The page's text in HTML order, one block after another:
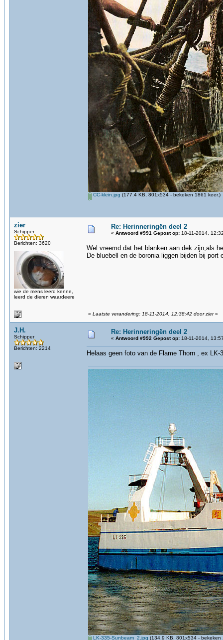
CC-klein.jpg (177.4 KB, 801x534 - bekeken 1861 keer.)
zier
Schipper
Berichten: 3620
wie de mens leerd kenne,
leerd de dieren waardeere
Re: Herinneringën deel 2
« Antwoord #991 Gepost op: 18-11-2014,
Wel vreemd dat het blanken aan dek zijn,als
De bluebell en de boronia liggen bijden bij
« Laatste verandering: 18-11-2014, 12:38:42 door zier»
J.H.
Schipper
Berichten: 2214
Re: Herinneringën deel 2
« Antwoord #992 Gepost op: 18-11-2014,
Helaas geen foto van de Flame Thorn , ex LK-
LK-335-Sunbeam_2.jpg (134.9 KB, 801x534 - bekeken